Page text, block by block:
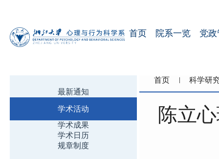
首页 院系一览 党
最新通知
学术活动
学术成果
学术日历
规章制度
首页 科学研
陈立